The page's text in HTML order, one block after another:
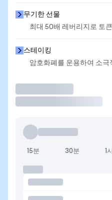
무기한 선물
최대 50배 레버리지로 토
스테이킹
암호화폐를 운용하여 소극
15분 30분 1